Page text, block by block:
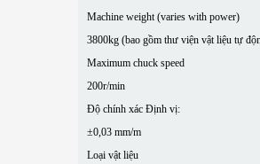
Machine weight (varies with power)
3800kg (bao gồm thư viện vật liệu tự
Maximum chuck speed
200r/min
Độ chính xác Định vị:
±0,03 mm/m
Loại vật liệu